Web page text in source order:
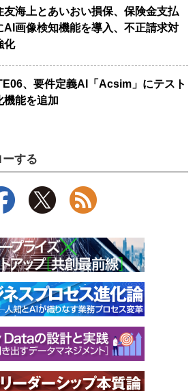
友海上とあいおい損保、保険金支払
AI画像検知機能を導入、不正請求対
化
、要件定義AI「Acsim」にテスト
機能を追加
する